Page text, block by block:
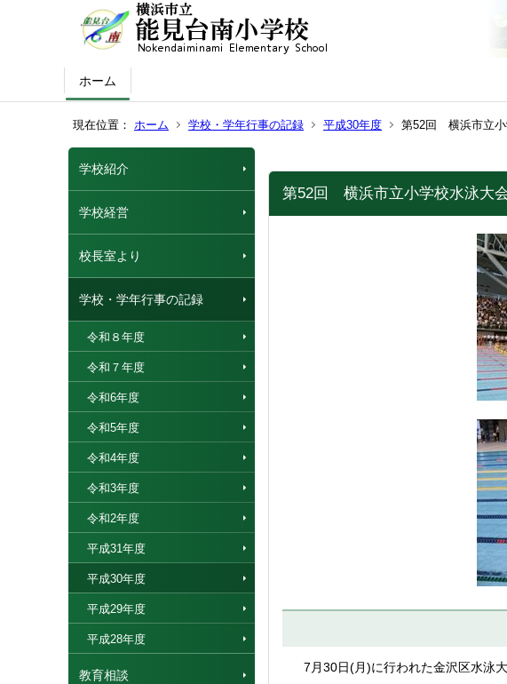
ホーム
現在位置： ホーム 学校・学年行事の記録 平成30年度 第52回 横浜市立小
学校紹介
学校経営
校長室より
学校・学年行事の記録
令和８年度
令和７年度
令和6年度
令和5年度
令和4年度
令和3年度
令和2年度
平成31年度
平成30年度
平成29年度
平成28年度
教育相談
第52回 横浜市立小学校水泳大
7月30日(月)に行われた金沢区水泳